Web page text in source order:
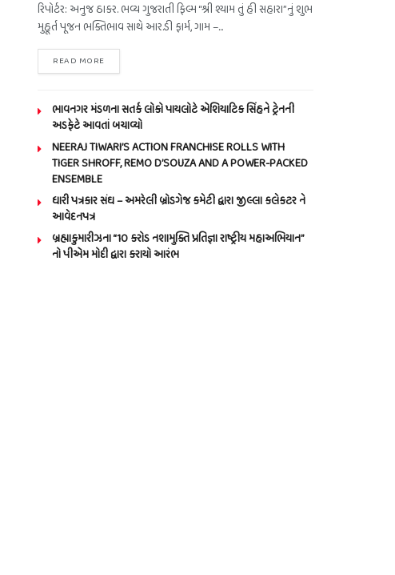
રિપોર્ટર: અનુજ ઠાકર. ભવ્ય ગુજરાતી ફિલ્મ “શ્રી શ્યામ તું હી સહારા”નું શુભ
મુહૂર્ત પૂજન ભક્તિભાવ સાથે આર.ડી ફાર્મ, ગામ –...
READ MORE
ભાવનગર મંડળના સતર્ક લોકો પાયલોટે એશિયાટિક સિંહને ટ્રેનની
અડફેટે આવતાં બચાવ્યો
NEERAJ TIWARI’S ACTION FRANCHISE ROLLS WITH
TIGER SHROFF, REMO D’SOUZA AND A POWER-PACKED
ENSEMBLE
ધારી પત્રકાર સંઘ – અમરેલી બ્રોડગેજ કમેટી દ્વારા જીલ્લા કલેકટર ને
આવેદનપત્ર
બ્રહ્માકુમારીઝના “10 કરોડ નશામુક્તિ પ્રતિજ્ઞા રાષ્ટ્રીય મહાઅભિયાન”
નો પીએમ મોદી દ્વારા કરાયો આરંભ